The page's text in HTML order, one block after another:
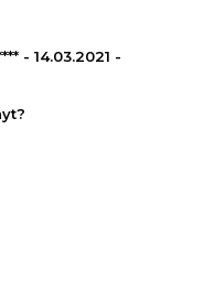
- 14.03.2021 -